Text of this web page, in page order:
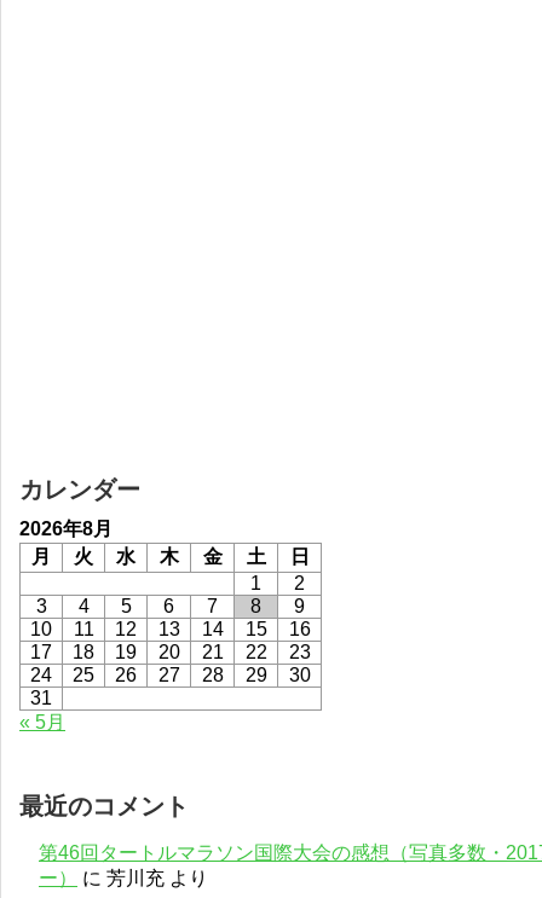
カレンダー
2026年8月
月
火 水 木 金 土
日
1
2
3
4 5 6 7 8
9
10
11 12 13 14 15
16
17
18 19 20 21 22
23
24
25 26 27 28 29
30
31
« 5月
最近のコメント
第46回タートルマラソン国際大会の感想（写真多数・
ー）
に 芳川充 より